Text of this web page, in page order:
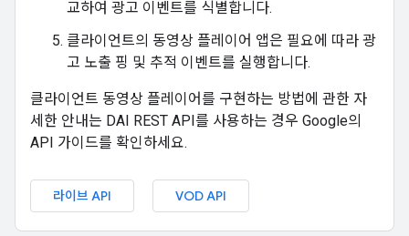
교하여 광고 이벤트를 식별합니다.
클라이언트의 동영상 플레이어 앱은 필요에 따라 광
고 노출 핑 및 추적 이벤트를 실행합니다.
클라이언트 동영상 플레이어를 구현하는 방법에 관한 자
세한 안내는 DAI REST API를 사용하는 경우 Google의
API 가이드를 확인하세요.
라이브 API VOD API